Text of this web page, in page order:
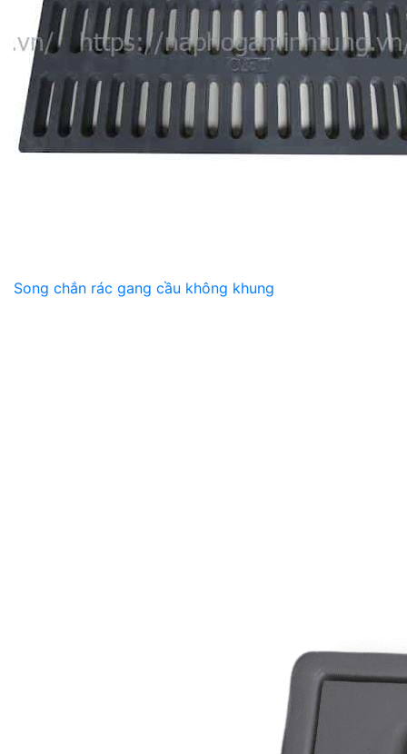
Song chắn rác gang cầu không khung